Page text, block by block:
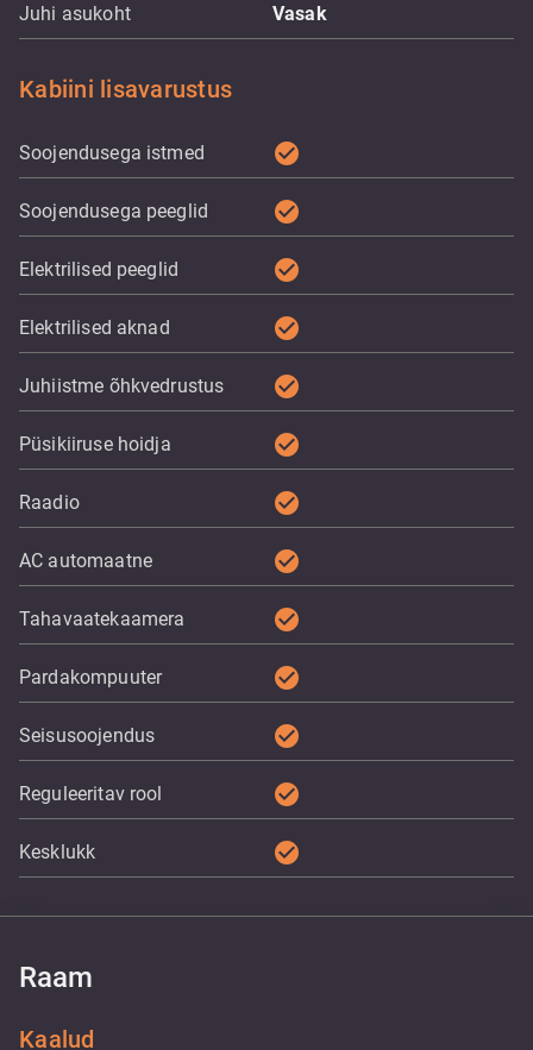
Juhi asukoht Vasak
Kabiini lisavarustus
Soojendusega istmed check_circle
Soojendusega peeglid check_circle
Elektrilised peeglid check_circle
Elektrilised aknad check_circle
Juhiistme õhkvedrustus check_circle
Püsikiiruse hoidja check_circle
Raadio check_circle
AC automaatne check_circle
Tahavaatekaamera check_circle
Pardakompuuter check_circle
Seisusoojendus check_circle
Reguleeritav rool check_circle
Kesklukk check_circle
Raam
Kaalud